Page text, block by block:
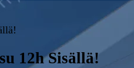
12h Sisällä!